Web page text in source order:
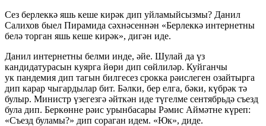
Сез берлеккә яшь кеше кирәк дип уйламыйсызмы? Данил
Салихов быел Пирамида сәхнәсеннән «Берлеккә интернетны
белә торган яшь кеше кирәк», дигән иде.
Данил интернетны белми инде, әйе. Шулай да үз
кандидатурасын куярга йөри дип сөйлиләр. Куйганчы
ук пандемия дип тагын билгесез срокка рәислеген озайтырга
дип карар чыгардылар бит. Бәлки, бер елга, бәки, күбрәк тә
булыр. Министр үзегезгә әйткән иде түгелме сентябрьдә съезд
була дип. Беркөнне рәис урынбасары Рәмис Аймәтне күреп:
«Съезд буламы?» дип сораган идем. «Юк», диде.